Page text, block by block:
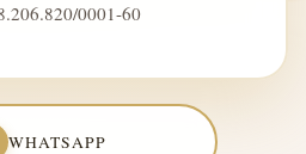
0001-60
WHATSAPP